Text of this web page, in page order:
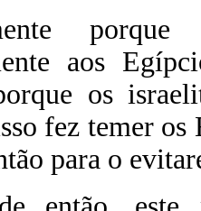
aos
os
fez temer
para o